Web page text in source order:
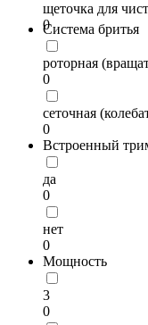
щеточка для
0
Система бритья
роторная
0
сеточная
0
Встроенный
да
0
нет
0
Мощность
3
0